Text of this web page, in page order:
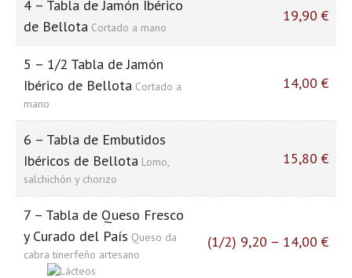
4 – Tabla de Jamón Ibérico
de Bellota Cortado a mano
19,90 €
5 – 1/2 Tabla de Jamón
Ibérico de Bellota Cortado a
mano
14,00 €
6 – Tabla de Embutidos
Ibéricos de Bellota Lomo,
salchichón y chorizo
15,80 €
7 – Tabla de Queso Fresco
y Curado del País Queso da
cabra tinerfeño artesano
(1/2) 9,20 – 14,00 €